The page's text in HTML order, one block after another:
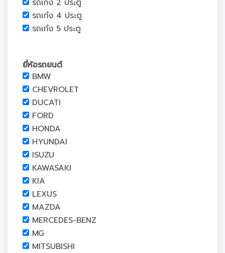
รถเก๋ง 2 ประตู
รถเก๋ง 4 ประตู
รถเก๋ง 5 ประตู
ยี่ห้อรถยนต์
BMW
CHEVROLET
DUCATI
FORD
HONDA
HYUNDAI
ISUZU
KAWASAKI
KIA
LEXUS
MAZDA
MERCEDES-BENZ
MG
MITSUBISHI